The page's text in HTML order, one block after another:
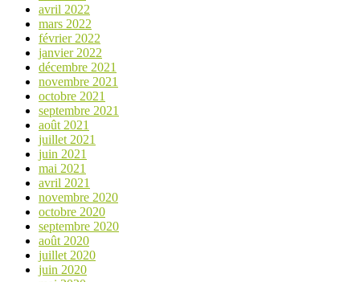
avril 2022
mars 2022
février 2022
janvier 2022
décembre 2021
novembre 2021
octobre 2021
septembre 2021
août 2021
juillet 2021
juin 2021
mai 2021
avril 2021
novembre 2020
octobre 2020
septembre 2020
août 2020
juillet 2020
juin 2020